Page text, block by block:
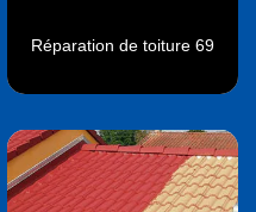
Réparation de toiture 69